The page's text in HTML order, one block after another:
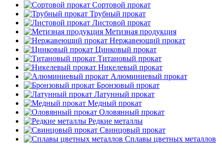
Сортовой прокат
Трубный прокат
Листовой прокат
Метизная продукция
Нержавеющий прокат
Цинковый прокат
Титановый прокат
Никелевый прокат
Алюминиевый прокат
Бронзовый прокат
Латунный прокат
Медный прокат
Оловянный прокат
Редкие металлы
Свинцовый прокат
Сплавы цветных металлов